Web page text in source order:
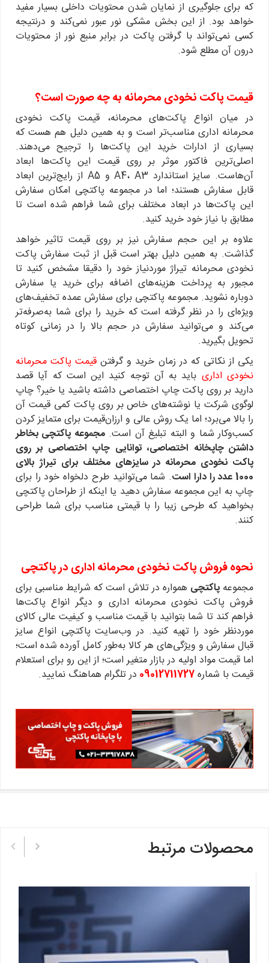
که برای جلوگیری از نمایان شدن محتویات داخلی بسیار مفید
خواهد بود. از این بخش مشکی نور عبور نمی‌کند و درنتیجه
کسی نمی‌تواند با گرفتن پاکت در برابر منبع نور از محتویات
درون آن مطلع شود.
قیمت پاکت نخودی محرمانه به چه صورت است؟
در میان انواع پاکت‌های محرمانه، قیمت پاکت نخودی
محرمانه اداری مناسب‌تر است و به همین دلیل هم هست که
بسیاری از ادارات خرید این پاکت‌ها را ترجیح می‌دهند.
اصلی‌ترین فاکتور موثر بر روی قیمت این پاکت‌ها ابعاد
آن‌هاست. سایز استاندارد A4، A3 و A5 از رایج‌ترین ابعاد
قابل سفارش هستند؛ اما در مجموعه پاکتچی امکان سفارش
این پاکت‌ها در ابعاد مختلف برای شما فراهم شده است تا
مطابق با نیاز خود خرید کنید.
علاوه بر این حجم سفارش نیز بر روی قیمت تاثیر خواهد
گذاشت. به همین دلیل بهتر است قبل از ثبت سفارش پاکت
نخودی محرمانه تیراژ موردنیاز خود را دقیقا مشخص کنید تا
مجبور به پرداخت هزینه‌های اضافه برای خرید یا سفارش
دوباره نشوید. مجموعه پاکتچی برای سفارش عمده تخفیف‌های
ویژه‌ای را در نظر گرفته است که خرید را برای شما به‌صرفه‌تر
می‌کند و می‌توانید سفارش در حجم بالا را در زمانی کوتاه
تحویل بگیرید.
یکی از نکاتی که در زمان خرید و گرفتن قیمت پاکت محرمانه
نخودی اداری باید به آن توجه کنید این است که آیا قصد
دارید بر روی پاکت چاپ اختصاصی داشته باشید یا خیر؟ چاپ
لوگوی شرکت یا نوشته‌های خاص بر روی پاکت کمی قیمت آن
را بالا می‌برد؛ اما یک روش عالی و ارزان‌قیمت برای متمایز کردن
کسب‌وکار شما و البته تبلیغ آن است.مجموعه پاکتچی بخاطر
داشتن چاپخانه اختصاصی، توانایی چاپ اختصاصی بر روی
پاکت نخودی محرمانه در سایزهای مختلف برای تیراژ بالای
1000 عدد را دارا است
. شما می‌توانید طرح دلخواه خود را برای
چاپ به این مجموعه سفارش دهید یا اینکه از طراحان پاکتچی
بخواهید که طرحی زیبا را با قیمتی مناسب برای شما طراحی
کنند.
نحوه فروش پاکت نخودی محرمانه اداری در پاکتچی
مجموعهپاکتچی همواره در تلاش است که شرایط مناسبی برای
فروش پاکت نخودی محرمانه اداری و دیگر انواع پاکت‌ها
فراهم کند تا شما بتوانید با قیمت مناسب و کیفیت عالی کالای
موردنظر خود را تهیه کنید. در وب‌سایت پاکتچی انواع سایز
قبال سفارش و ویژگی‌های هر کالا به‌طور کامل آورده شده است؛
اما قیمت مواد اولیه در بازار متغیر است؛ از این رو برای استعلام
قیمت با شماره09012711727 در تلگرام هماهنگ نمایید.
محصولات مرتبط